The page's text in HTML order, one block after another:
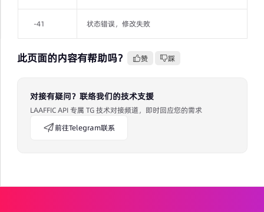
-41 状态错误，修改失败
此页面的内容有帮助吗？ 赞 踩
对接有疑问？联络我们的技术支援
LAAFFIC API 专属 TG 技术对接频道，即时回应您的需求
前往Telegram联系